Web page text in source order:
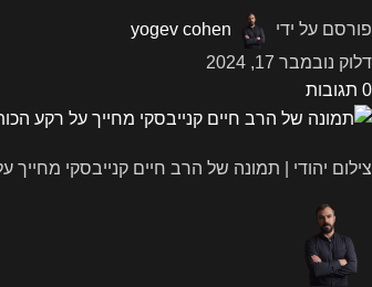
פורסם על ידי
yogev cohen
דלוק נובמבר 17, 2024
0 תגובות
צילום יהודי | תמונה של הרב חיים קנייבסקי